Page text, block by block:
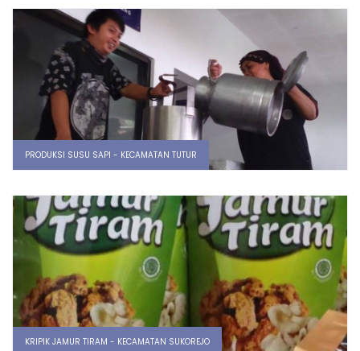
PRODUKSI SUSU SAPI - KECAMATAN TUTUR
KRIPIK JAMUR TIRAM - KECAMATAN SUKOREJO